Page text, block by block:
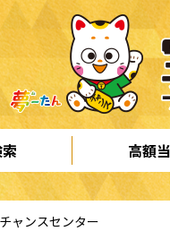
高額
ャンスセンター